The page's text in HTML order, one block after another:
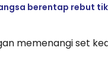
berentap rebut
memenangi set